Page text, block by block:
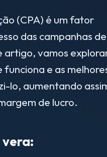
(CPA) é um fator
das campanhas de
vamos
funciona e as
lo, aumentando
de lucro.